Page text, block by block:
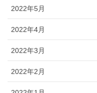
2022年5月
2022年4月
2022年3月
2022年2月